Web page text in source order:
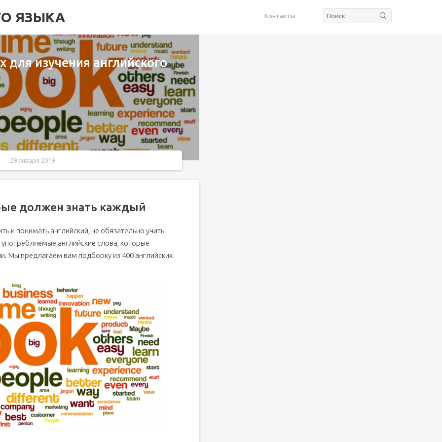
ЯЗЫКА Контакты
изучения английского
29 января 2019
на каждый день с флэш-карточками
запаса
лексика и советы для запоминания
должен знать каждый
и понимать английский, не обязательно учить
английские слова, которые
Мы предлагаем вам подборку из 400 английских